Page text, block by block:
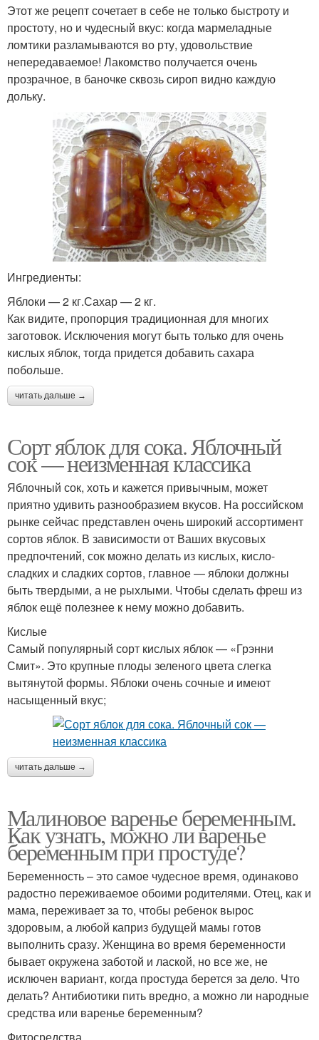
Этот же рецепт сочетает в себе не только быстроту и
простоту, но и чудесный вкус: когда мармеладные
ломтики разламываются во рту, удовольствие
непередаваемое! Лакомство получается очень
прозрачное, в баночке сквозь сироп видно каждую
дольку.
Ингредиенты:
Яблоки — 2 кг.Сахар — 2 кг.
Как видите, пропорция традиционная для многих
заготовок. Исключения могут быть только для очень
кислых яблок, тогда придется добавить сахара
побольше.
читать дальше →
Сорт яблок для сока. Яблочный
сок — неизменная классика
Яблочный сок, хоть и кажется привычным, может
приятно удивить разнообразием вкусов. На российском
рынке сейчас представлен очень широкий ассортимент
сортов яблок. В зависимости от Ваших вкусовых
предпочтений, сок можно делать из кислых, кисло-
сладких и сладких сортов, главное — яблоки должны
быть твердыми, а не рыхлыми. Чтобы сделать фреш из
яблок ещё полезнее к нему можно добавить.
Кислые
Самый популярный сорт кислых яблок — «Грэнни
Смит». Это крупные плоды зеленого цвета слегка
вытянутой формы. Яблоки очень сочные и имеют
насыщенный вкус;
читать дальше →
Малиновое варенье беременным.
Как узнать, можно ли варенье
беременным при простуде?
Беременность – это самое чудесное время, одинаково
радостно переживаемое обоими родителями. Отец, как и
мама, переживает за то, чтобы ребенок вырос
здоровым, а любой каприз будущей мамы готов
выполнить сразу. Женщина во время беременности
бывает окружена заботой и лаской, но все же, не
исключен вариант, когда простуда берется за дело. Что
делать? Антибиотики пить вредно, а можно ли народные
средства или варенье беременным?